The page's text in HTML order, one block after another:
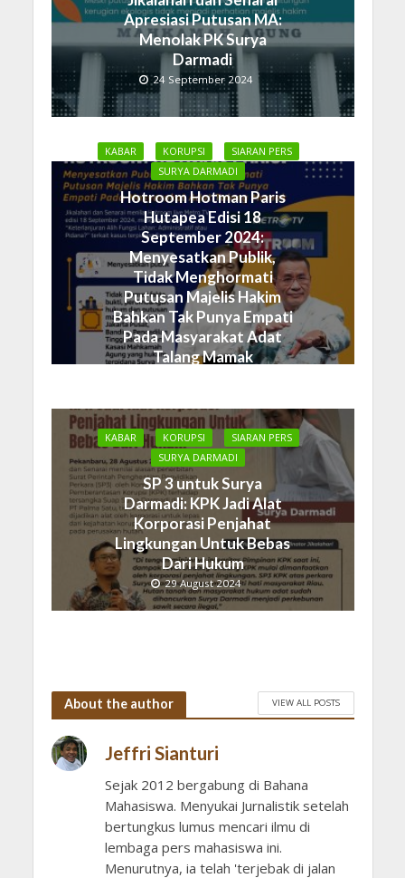
Apresiasi Putusan MA:
Menolak PK Surya
Darmadi
24 September 2024
KABAR KORUPSI
SIARAN PERS
SURYA DARMADI
Hotroom Hotman Paris
Hutapea Edisi 18
September 2024:
Menyesatkan Publik,
Tidak Menghormati
Putusan Majelis Hakim
Bahkan Tak Punya Empati
Pada Masyarakat Adat
Talang Mamak
KABAR KORUPSI
SIARAN PERS
SURYA DARMADI
SP 3 untuk Surya
Darmadi: KPK Jadi Alat
Korporasi Penjahat
Lingkungan Untuk Bebas
Dari Hukum
29 August 2024
About the author VIEW ALL POSTS
Jeffri Sianturi
Sejak 2012 bergabung di Bahana
Mahasiswa. Menyukai Jurnalistik setelah
bertungkus lumus mencari ilmu di
lembaga pers mahasiswa ini.
Menurutnya, ia telah 'terjebak di jalan